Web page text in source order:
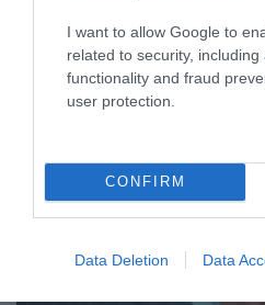
I want to allow Google to
related to security, including
functionality and fraud
user protection.
CONFIRM
Data Deletion Data
προστασία του πατέρα
Είναι κόρη του σπουδαίου